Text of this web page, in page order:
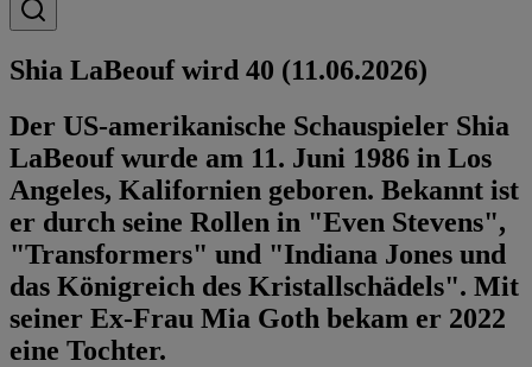
Shia LaBeouf wird 40 (11.06.2026)
Der US-amerikanische Schauspieler Shia
LaBeouf wurde am 11. Juni 1986 in Los
Angeles, Kalifornien geboren. Bekannt ist
er durch seine Rollen in "Even Stevens",
"Transformers" und "Indiana Jones und
das Königreich des Kristallschädels". Mit
seiner Ex-Frau Mia Goth bekam er 2022
eine Tochter.